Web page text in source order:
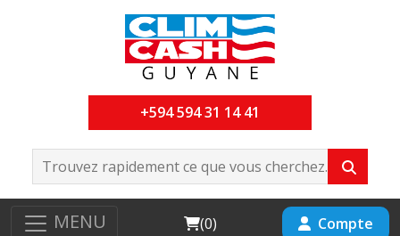
+594 594 31 14 41
MENU Cart
(0) Compte